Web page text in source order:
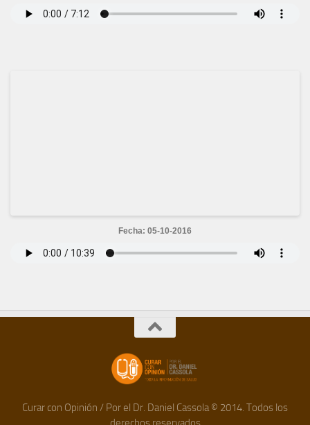
Fecha: 05-10-2016
Curar con Opinión / Por el Dr. Daniel Cassola © 2014. Todos los